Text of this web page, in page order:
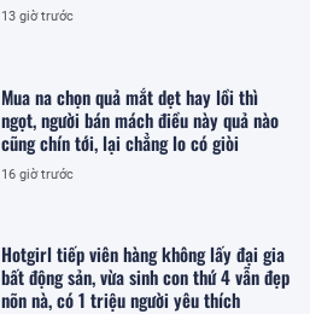
13 giờ trước
Mua na chọn quả mắt dẹt hay lồi thì
ngọt, người bán mách điều này quả nào
cũng chín tới, lại chẳng lo có giòi
16 giờ trước
Hotgirl tiếp viên hàng không lấy đại gia
bất động sản, vừa sinh con thứ 4 vẫn đẹp
nõn nà, có 1 triệu người yêu thích